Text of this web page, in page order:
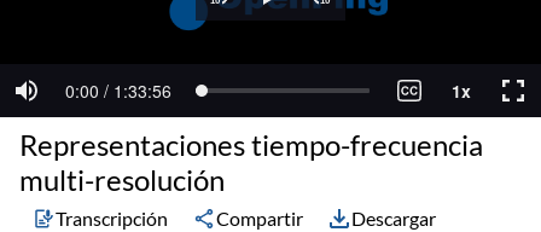
Representaciones tiempo-frecuencia
multi-resolución
Transcripción Compartir Descargar